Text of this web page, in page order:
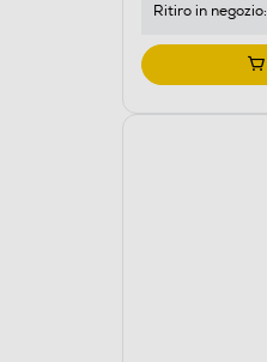
Ritiro in negozio: